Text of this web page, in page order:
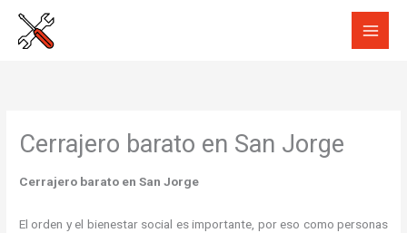
Cerrajero barato en San Jorge
Cerrajero barato en San Jorge
El orden y el bienestar social es importante, por eso como personas